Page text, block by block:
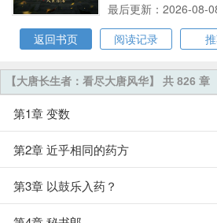
最后更新：2026-08-
返回书页
阅读记录
【大唐长生者：看尽大唐风华】 共 826 章
第1章 变数
第2章 近乎相同的药方
第3章 以鼓乐入药？